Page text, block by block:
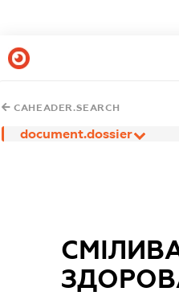
CAHEADER.SEARCH
document.dossier